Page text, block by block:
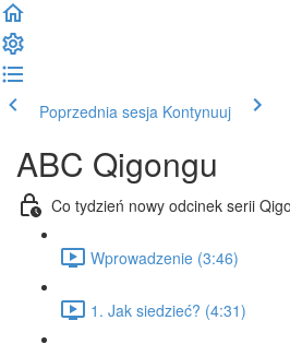
Poprzednia sesja Kontynuuj
ABC Qigongu
Co tydzień nowy odcinek serii
Wprowadzenie (3:46)
1. Jak siedzieć? (4:31)